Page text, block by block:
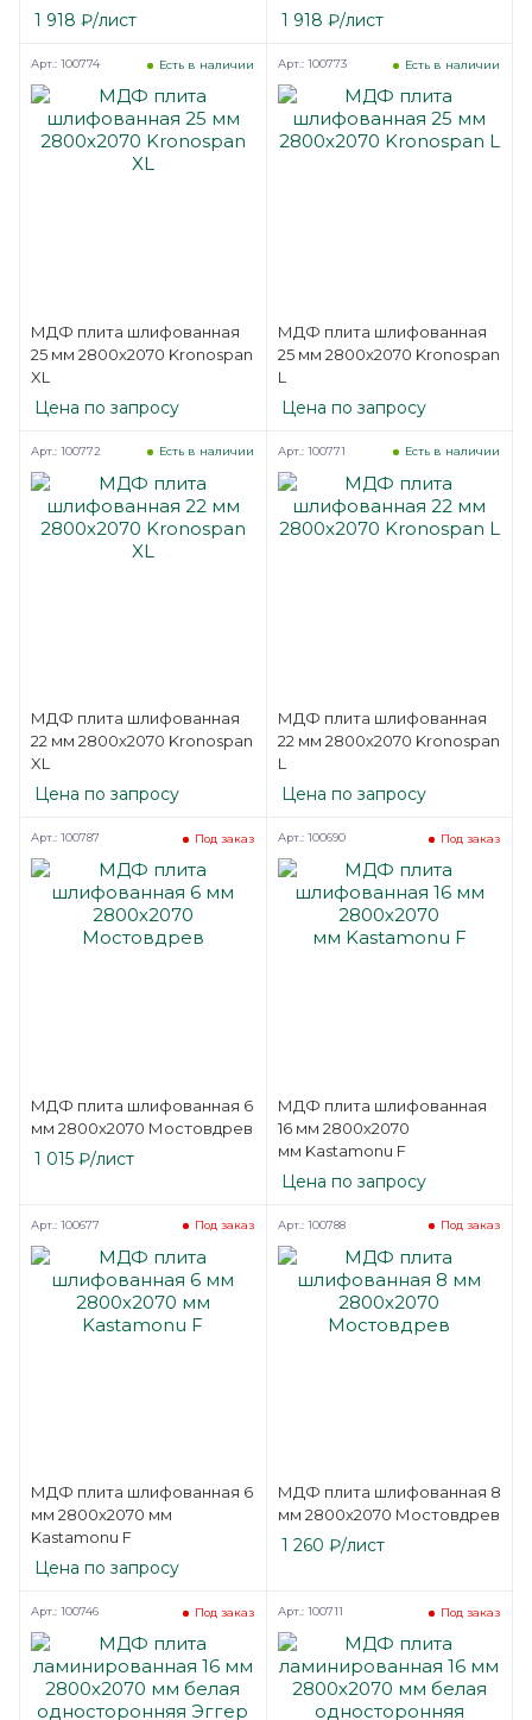
односторонняя Kronospan
1 918 ₽/лист
односторонняя Kronospan
1 918 ₽/лист
МДФ плита шлифованная
25 мм 2800х2070 Kronospan
XL
Есть в наличии
Арт.: 100774
Цена по запросу
МДФ плита шлифованная
25 мм 2800х2070 Kronospan
L
Есть в наличии
Арт.: 100773
Цена по запросу
МДФ плита шлифованная
22 мм 2800х2070 Kronospan
XL
Есть в наличии
Арт.: 100772
Цена по запросу
МДФ плита шлифованная
22 мм 2800х2070 Kronospan
L
Есть в наличии
Арт.: 100771
Цена по запросу
МДФ плита шлифованная 6
мм 2800х2070 Мостовдрев
Под заказ
Арт.: 100787
1 015 ₽/лист
МДФ плита шлифованная
16 мм 2800х2070
мм Kastamonu F
Под заказ
Арт.: 100690
Цена по запросу
МДФ плита шлифованная 6
мм 2800х2070 мм
Kastamonu F
Под заказ
Арт.: 100677
Цена по запросу
МДФ плита шлифованная 8
мм 2800х2070 Мостовдрев
Под заказ
Арт.: 100788
1 260 ₽/лист
Под заказ
Арт.: 100746 Под заказ
Арт.: 100711